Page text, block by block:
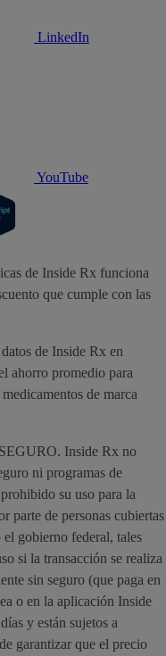
LinkedIn
YouTube
de Inside Rx funciona
que cumple con las
de Inside Rx en
ahorro promedio para
de marca
Inside Rx no
ni programas de
su uso para la
parte de personas cubiertas
gobierno federal, tales
si la transacción se realiza
sin seguro (que paga en
o en la aplicación Inside
y están sujetos a
garantizar que el precio